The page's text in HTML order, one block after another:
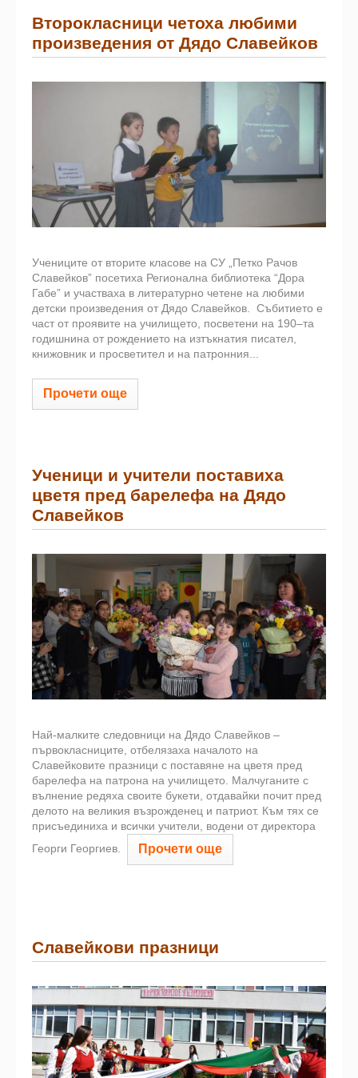
Второкласници четоха любими
произведения от Дядо Славейков
Учениците от вторите класове на СУ „Петко Рачов
Славейков” посетиха Регионална библиотека “Дора
Габе” и участваха в литературно четене на любими
детски произведения от Дядо Славейков.
Събитието е
част от проявите на училището, посветени на 190–та
годишнина от рождението на изтъкнатия писател,
книжовник и просветител и на патронния...
Прочети още
Ученици и учители поставиха
цветя пред барелефа на Дядо
Славейков
Най-малките следовници на Дядо Славейков –
първокласниците, отбелязаха началото на
Славейковите празници с поставяне на цветя пред
барелефа на патрона на училището. Малчуганите с
вълнение редяха своите букети, отдавайки почит пред
делото на великия възрожденец и патриот. Към тях се
присъединиха и всички учители, водени от директора
Георги Георгиев.
Прочети още
Славейкови празници